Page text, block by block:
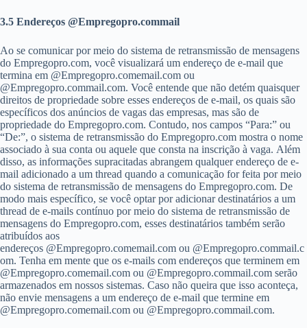
3.5 Endereços @Empregopro.commail
Ao se comunicar por meio do sistema de retransmissão de mensagens
do Empregopro.com, você visualizará um endereço de e-mail que
termina em @Empregopro.comemail.com ou
@Empregopro.commail.com. Você entende que não detém quaisquer
direitos de propriedade sobre esses endereços de e-mail, os quais são
específicos dos anúncios de vagas das empresas, mas são de
propriedade do Empregopro.com. Contudo, nos campos “Para:” ou
“De:”, o sistema de retransmissão do Empregopro.com mostra o nome
associado à sua conta ou aquele que consta na inscrição à vaga. Além
disso, as informações supracitadas abrangem qualquer endereço de e-
mail adicionado a um thread quando a comunicação for feita por meio
do sistema de retransmissão de mensagens do Empregopro.com. De
modo mais específico, se você optar por adicionar destinatários a um
thread de e-mails contínuo por meio do sistema de retransmissão de
mensagens do Empregopro.com, esses destinatários também serão
atribuídos aos
endereços @Empregopro.comemail.com ou @Empregopro.commail.c
om. Tenha em mente que os e-mails com endereços que terminem em
@Empregopro.comemail.com ou @Empregopro.commail.com serão
armazenados em nossos sistemas. Caso não queira que isso aconteça,
não envie mensagens a um endereço de e-mail que termine em
@Empregopro.comemail.com ou @Empregopro.commail.com.